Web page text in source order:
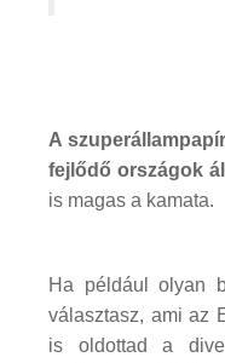
A
fejlődő országok
is magas a kamata.
Ha például olyan
választasz, ami az
is oldottad a